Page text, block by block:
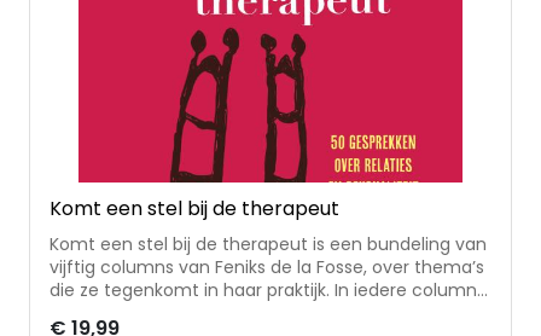
Komt een stel bij de therapeut
Komt een stel bij de therapeut is een bundeling van
vijftig columns van Feniks de la Fosse, over thema’s
die ze tegenkomt in haar praktijk. In iedere column
€ 19,99